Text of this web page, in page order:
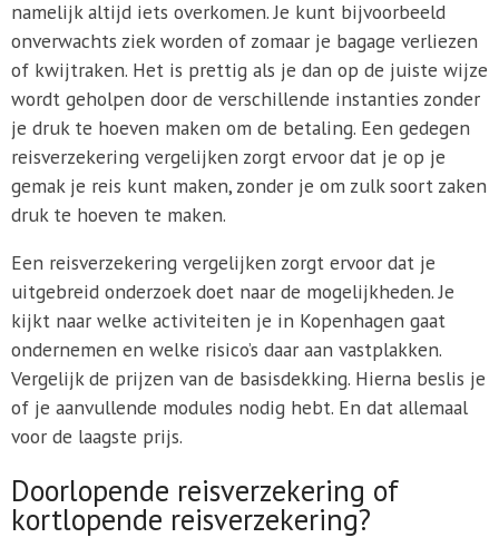
namelijk altijd iets overkomen. Je kunt bijvoorbeeld
onverwachts ziek worden of zomaar je bagage verliezen
of kwijtraken. Het is prettig als je dan op de juiste wijze
wordt geholpen door de verschillende instanties zonder
je druk te hoeven maken om de betaling. Een gedegen
reisverzekering vergelijken zorgt ervoor dat je op je
gemak je reis kunt maken, zonder je om zulk soort zaken
druk te hoeven te maken.
Een reisverzekering vergelijken zorgt ervoor dat je
uitgebreid onderzoek doet naar de mogelijkheden. Je
kijkt naar welke activiteiten je in Kopenhagen gaat
ondernemen en welke risico’s daar aan vastplakken.
Vergelijk de prijzen van de basisdekking. Hierna beslis je
of je aanvullende modules nodig hebt. En dat allemaal
voor de laagste prijs.
Doorlopende reisverzekering of
kortlopende reisverzekering?